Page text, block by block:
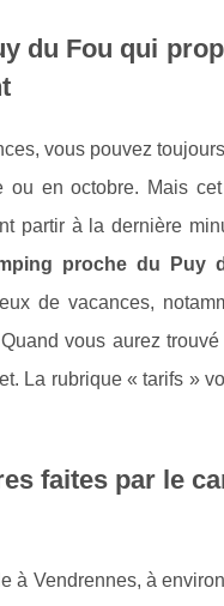
du Fou qui
vous pouvez
en octobre. Mais
partir à la dernière
proche du Puy
de vacances,
vous aurez
La rubrique « tarifs »
faites par le
à Vendrennes, à